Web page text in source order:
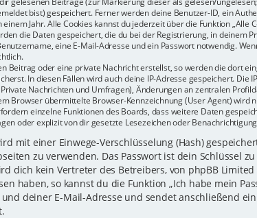
bist) gespeichert. Ferner werden deine Benutzer-ID, ein
Jahr. Alle Cookies kannst du jederzeit über die Funktion „Alle
die Daten gespeichert, die du bei der Registrierung, in deinem
eine E-Mail-Adresse und ein Passwort notwendig.
Beitrag oder eine private Nachricht erstellst, so werden die dort
In diesen Fällen wird auch deine IP-Adresse gespeichert.
Nachrichten und Umfragen), Änderungen an zentralen
Browser übermittelte Browser-Kennzeichnung (User Agent) wird
einzelne Funktionen des Boards, dass weitere Daten
oder explizit von dir gesetzte Lesezeichen oder
mit einer Einwege-Verschlüsselung (Hash)
zu verwenden. Das Passwort ist dein Schlüssel
dich kein Vertreter des Betreibers, von phpBB
haben, so kannst du die Funktion „Ich habe mein
deiner E-Mail-Adresse und sendet anschließend